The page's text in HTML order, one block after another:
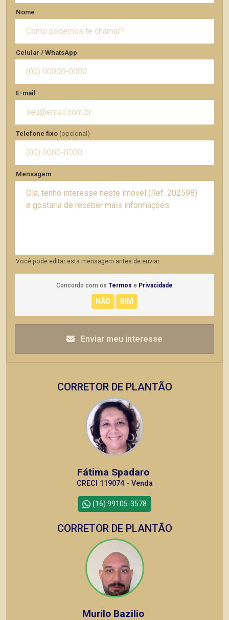
Nome
Celular / WhatsApp
E-mail
Telefone fixo (opcional)
Mensagem
Você pode editar esta mensagem antes de enviar.
Concordo com os Termos e Privacidade
Enviar meu interesse
CORRETOR DE PLANTÃO
Fátima Spadaro
CRECI 119074 - Venda
(16) 99105-3578
CORRETOR DE PLANTÃO
Murilo Bazilio